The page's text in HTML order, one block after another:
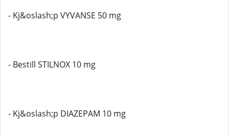
- Kj&oslash;p VYVANSE 50 mg
- Bestill STILNOX 10 mg
- Kj&oslash;p DIAZEPAM 10 mg